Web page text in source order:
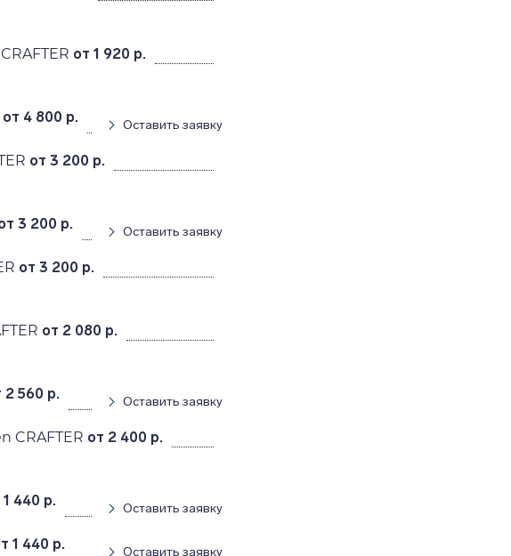
от 1 920 р.
от 4 800 р. Оставить заявку
от 3 200 р.
3 200 р. Оставить заявку
от 3 200 р.
от 2 080 р.
2 560 р. Оставить заявку
CRAFTER от 2 400 р.
1 440 р. Оставить заявку
1 440 р. Оставить заявку